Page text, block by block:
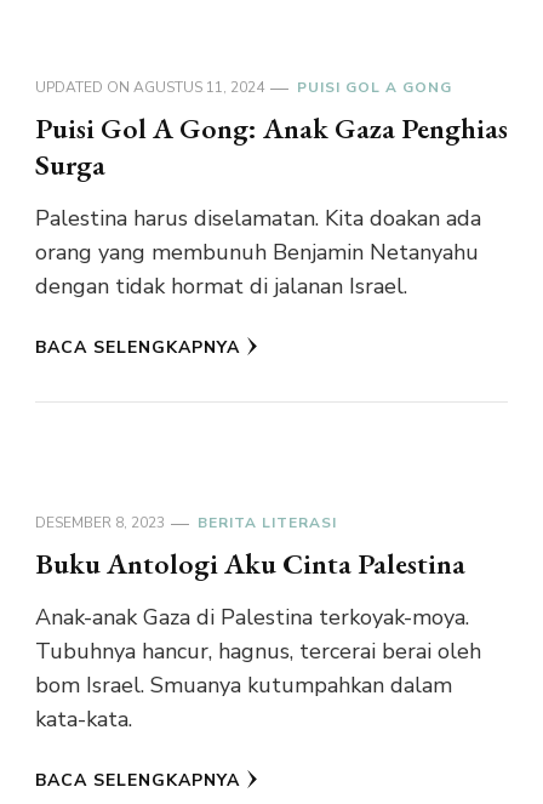
UPDATED ON AGUSTUS 11, 2024 PUISI GOL A GONG
Puisi Gol A Gong: Anak Gaza Penghias
Surga
Palestina harus diselamatan. Kita doakan ada
orang yang membunuh Benjamin Netanyahu
dengan tidak hormat di jalanan Israel.
BACA SELENGKAPNYA
DESEMBER 8, 2023 BERITA LITERASI
Buku Antologi Aku Cinta Palestina
Anak-anak Gaza di Palestina terkoyak-moya.
Tubuhnya hancur, hagnus, tercerai berai oleh
bom Israel. Smuanya kutumpahkan dalam
kata-kata.
BACA SELENGKAPNYA